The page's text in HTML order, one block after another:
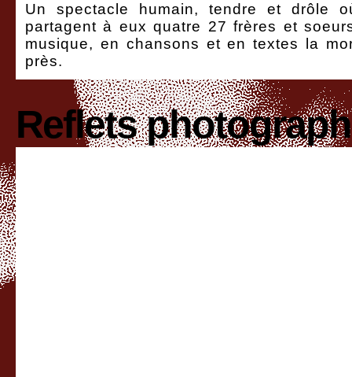
Un spectacle humain, tendre et drôle
partagent à eux quatre 27 frères et
musique, en chansons et en textes la
près.
Reflets